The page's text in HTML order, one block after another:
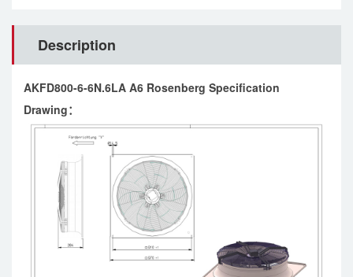
Description
AKFD800-6-6N.6LA A6 Rosenberg Specification
Drawing：